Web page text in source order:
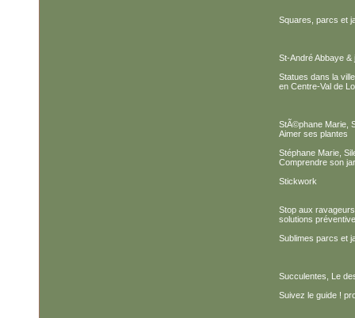
Squares, parcs et
St-André Abbaye &
Statues dans la
en Centre-Val de
StÃ©phane Marie,
Aimer ses plantes
Stéphane Marie,
Comprendre son
Stickwork
Stop aux
solutions
Sublimes parcs et
Succulentes, Le
Suivez le guide !